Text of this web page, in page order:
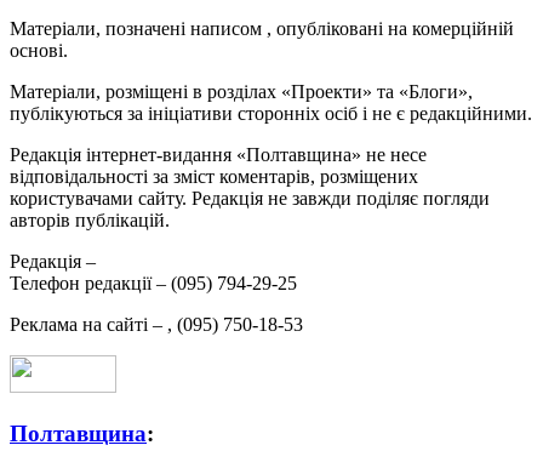
Матеріали, позначені написом , опубліковані на комерційній
основі.
Матеріали, розміщені в розділах «Проекти» та «Блоги»,
публікуються за ініціативи сторонніх осіб і не є редакційними.
Редакція інтернет-видання «Полтавщина» не несе
відповідальності за зміст коментарів, розміщених
користувачами сайту. Редакція не завжди поділяє погляди
авторів публікацій.
Редакція –
Телефон редакції – (095) 794-29-25
Реклама на сайті – , (095) 750-18-53
Полтавщина: